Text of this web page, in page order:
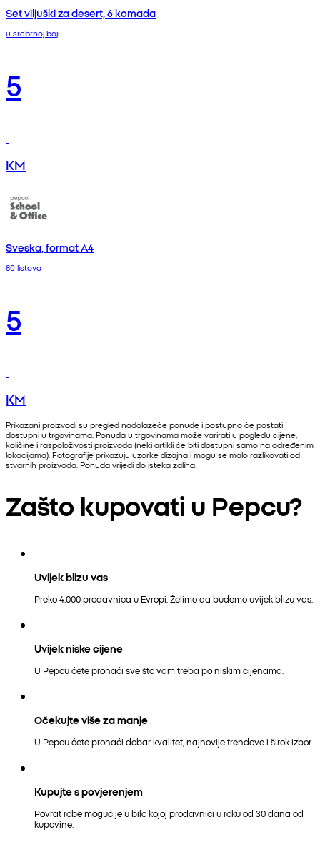
Set viljuški za desert, 6 komada
u srebrnoj boji
5
KM
Sveska, format A4
80 listova
5
KM
Prikazani proizvodi su pregled nadolazeće ponude i postupno će postati
dostupni u trgovinama. Ponuda u trgovinama može varirati u pogledu cijene,
količine i raspoloživosti proizvoda (neki artikli će biti dostupni samo na određenim
lokacijama). Fotografije prikazuju uzorke dizajna i mogu se malo razlikovati od
stvarnih proizvoda. Ponuda vrijedi do isteka zaliha.
Zašto kupovati u Pepcu?
Uvijek blizu vas
Preko 4.000 prodavnica u Evropi. Želimo da budemo uvijek blizu vas.
Uvijek niske cijene
U Pepcu ćete pronaći sve što vam treba po niskim cijenama.
Očekujte više za manje
U Pepcu ćete pronaći dobar kvalitet, najnovije trendove i širok izbor.
Kupujte s povjerenjem
Povrat robe moguć je u bilo kojoj prodavnici u roku od 30 dana od
kupovine.